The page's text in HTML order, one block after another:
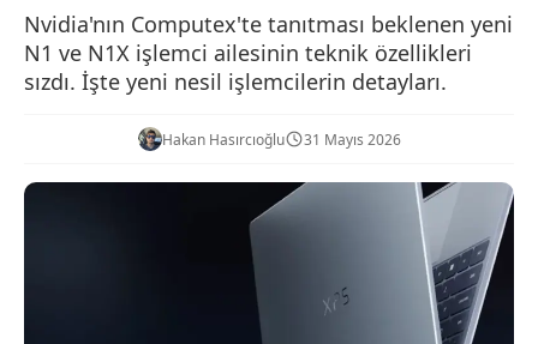
Nvidia'nın Computex'te tanıtması beklenen yeni
N1 ve N1X işlemci ailesinin teknik özellikleri
sızdı. İşte yeni nesil işlemcilerin detayları.
Hakan Hasırcıoğlu 31 Mayıs 2026